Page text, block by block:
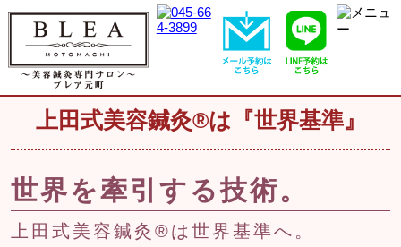
上田式美容鍼灸®は『世界基準』
世界を牽引する技術。
上田式美容鍼灸®は世界基準へ。